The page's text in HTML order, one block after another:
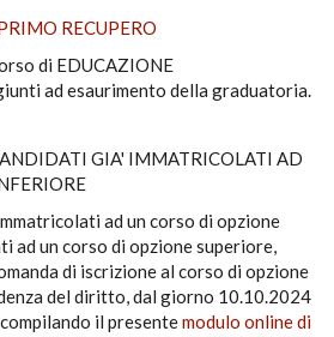
RECUPERO
di EDUCAZIONE
ad esaurimento della graduatoria.
GIA' IMMATRICOLATI AD
ad un corso di opzione
ad un corso di opzione superiore,
di iscrizione al corso di opzione
del diritto, dal giorno 10.10.2024
il presentemodulo online di